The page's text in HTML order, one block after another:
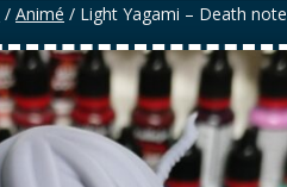
/ Animé / Light Yagami – Death note